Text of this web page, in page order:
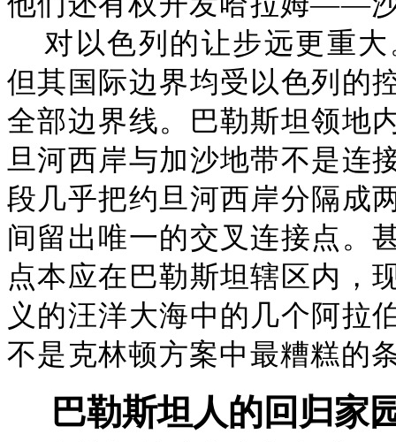
对以色列的让步远更重
但其国际边界均受以色列的
全部边界线。巴勒斯坦领地
旦河西岸与加沙地带不是连
段几乎把约旦河西岸分隔成
间留出唯一的交叉连接点。
点本应在巴勒斯坦辖区内，
义的汪洋大海中的几个阿拉
不是克林顿方案中最糟糕的
巴勒斯坦人的回归家